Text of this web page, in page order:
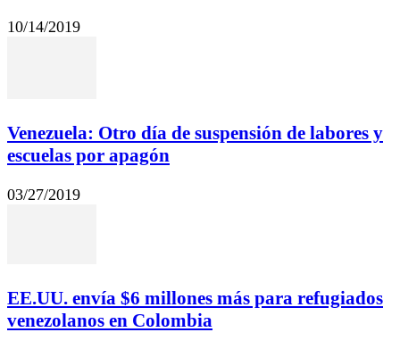
10/14/2019
Venezuela: Otro día de suspensión de labores y
escuelas por apagón
03/27/2019
EE.UU. envía $6 millones más para refugiados
venezolanos en Colombia